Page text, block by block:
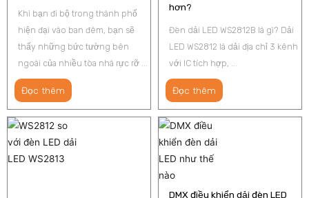
Khi bạn đi bộ trong thành phố
hiện đại vào ban đêm, bạn sẽ
thấy những bức tường bên
ngoài của nhiều tòa nhà rực rỡ ...
Đọc thêm
hơn?
Đèn dải LED WS2812B là gì? Dải
LED WS2812 là dải địa chỉ 3 kênh
với IC tích hợp, ...
Đọc thêm
DMX điều khiển dải đèn LED